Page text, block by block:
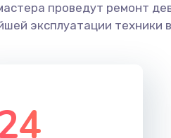
проведут ремонт
эксплуатации